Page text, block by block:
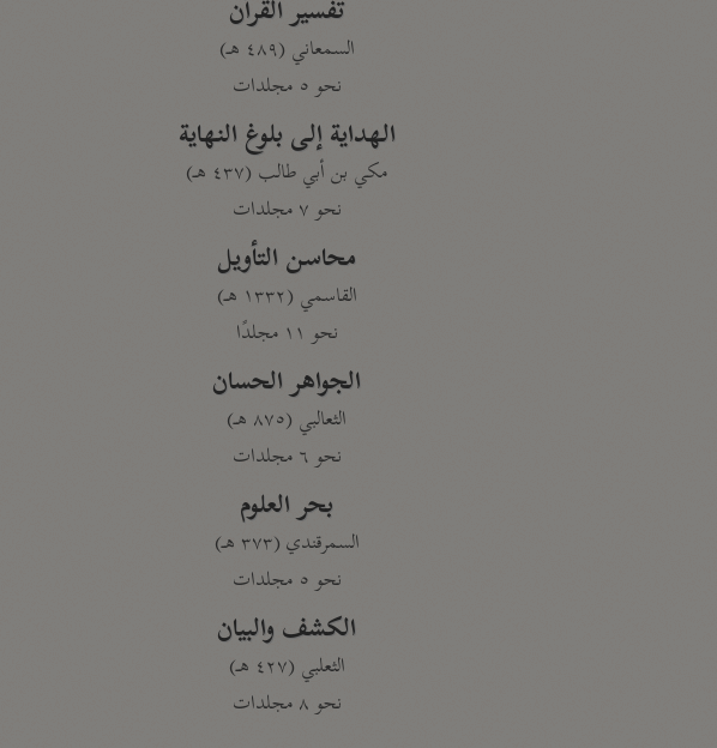
تفسير القرآن
السمعاني (٤٨٩ هـ)
نحو ٥ مجلدات
الهداية إلى بلوغ النهاية
مكي بن أبي طالب (٤٣٧ هـ)
نحو ٧ مجلدات
محاسن التأويل
القاسمي (١٣٣٢ هـ)
نحو ١١ مجلدًا
الجواهر الحسان
الثعالبي (٨٧٥ هـ)
نحو ٦ مجلدات
بحر العلوم
السمرقندي (٣٧٣ هـ)
نحو ٥ مجلدات
الكشف والبيان
الثعلبي (٤٢٧ هـ)
نحو ٨ مجلدات